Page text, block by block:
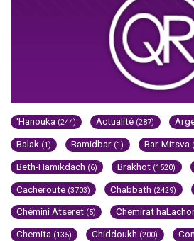
'Hanouka (244) Actualité (287)
Balak (1) Bamidbar (1) Bar-Mitsva
Beth-Hamikdach (6) Brakhot (1520)
Cacheroute (3703) Chabbath (2429)
Chémini Atseret (5) Chemirat
Chemita (135) Chiddoukh (200)